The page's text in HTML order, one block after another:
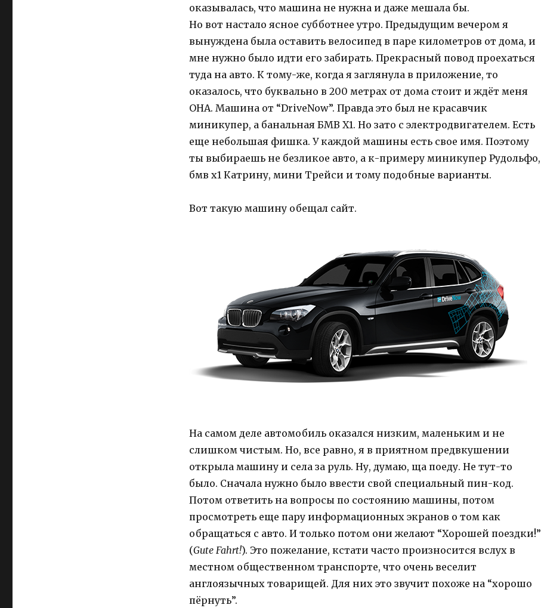
оказывалась, что машина не нужна и даже мешала бы.
Но вот настало ясное субботнее утро. Предыдущим вечером я
вынуждена была оставить велосипед в паре километров от дома, и
мне нужно было идти его забирать. Прекрасный повод проехаться
туда на авто. К тому-же, когда я заглянула в приложение, то
оказалось, что буквально в 200 метрах от дома стоит и ждёт меня
ОНА. Машина от “DriveNow”. Правда это был не красавчик
миникупер, а банальная БМВ Х1. Но зато с электродвигателем. Есть
еще небольшая фишка. У каждой машины есть свое имя. Поэтому
ты выбираешь не безликое авто, а к-примеру миникупер Рудольфо,
бмв х1 Катрину, мини Трейси и тому подобные варианты.
Вот такую машину обещал сайт.
На самом деле автомобиль оказался низким, маленьким и не
слишком чистым. Но, все равно, я в приятном предвкушении
открыла машину и села за руль. Ну, думаю, ща поеду. Не тут-то
было. Сначала нужно было ввести свой специальный пин-код.
Потом ответить на вопросы по состоянию машины, потом
просмотреть еще пару информационных экранов о том как
обращаться с авто. И только потом они желают “Хорошей поездки!”
(Gute Fahrt!). Это пожелание, кстати часто произносится вслух в
местном общественном транспорте, что очень веселит
англоязычных товарищей. Для них это звучит похоже на “хорошо
пёрнуть”.